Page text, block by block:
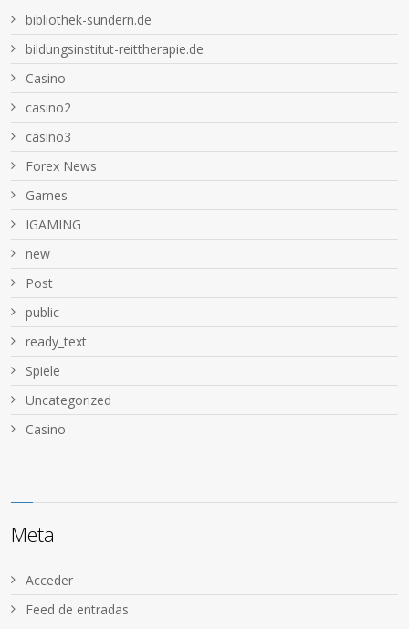
bibliothek-sundern.de
bildungsinstitut-reittherapie.de
Casino
casino2
casino3
Forex News
Games
IGAMING
new
Post
public
ready_text
Spiele
Uncategorized
Сasino
Meta
Acceder
Feed de entradas